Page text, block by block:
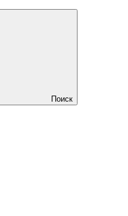
Поиск